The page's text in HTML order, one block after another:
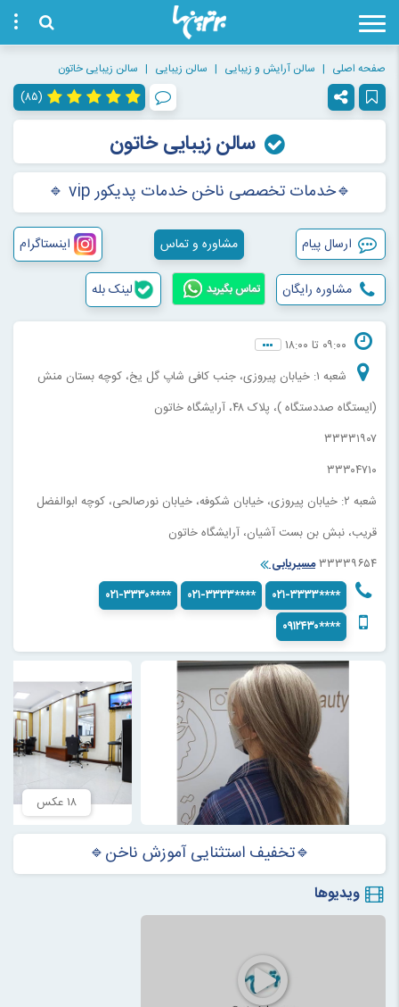
صفحه اصلی سالن آرایش و زیبایی سالن زیبایی سالن زیبایی خاتون
(۸۵)
سالن زیبایی خاتون
🔹خدمات تخصصی ناخن خدمات پديكور vip 🔹
ارسال پیام مشاوره و تماس اینستاگرام
مشاوره رایگان تماس بگیرید لینک بله
۰۹:۰۰ تا ۱۸:۰۰
شعبه ۱: خیابان پیروزی، جنب کافی شاپ گل یخ، کوچه بستان منش
(ایستگاه صددستگاه )، پلاک ۴۸، آرایشگاه خاتون
۳۳۳۳۱۹۰۷
۳۳۳۰۴۷۱۰
شعبه ۲: خیابان پیروزی، خیابان شکوفه، خیابان نورصالحی، کوچه ابوالفضل
قریب، نبش بن بست آشیان، آرایشگاه خاتون
۳۳۳۳۹۶۵۴مسیریابی
۰۲۱-۳۳۳۳****
۰۲۱-۳۳۳۳****
۰۲۱-۳۳۳۰****
۰۹۱۲۴۳۰****
۱۸ عکس
🔹تخفيف استثنایی آموزش ناخن🔹
ویدیوها